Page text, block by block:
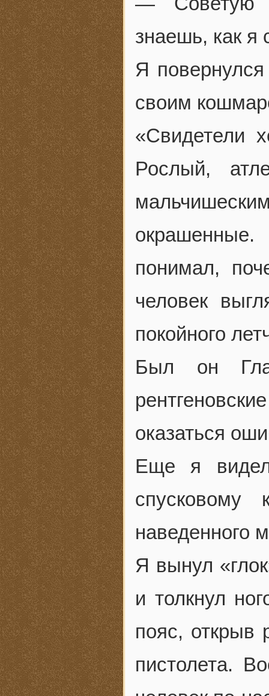
знаешь, как я
Я
своим
«Свидетели
Рослый,
понимал,
человек
покойного
Был он
оказаться
Еще я
спусковому
наведенного
Я вынул
и толкнул
пояс, открыв
пистолета.